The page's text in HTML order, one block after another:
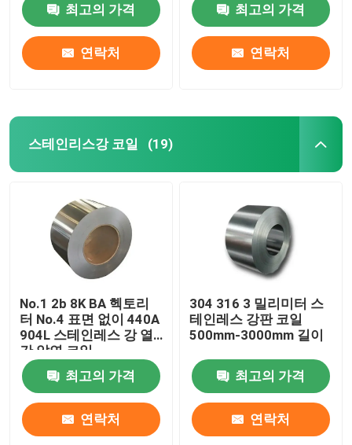
최고의 가격
연락처
최고의 가격
연락처
스테인리스강 코일 (19)
No.1 2b 8K BA 헥토리
터 No.4 표면 없이 440A
904L 스테인레스 강 열
간 압연 코일
최고의 가격
연락처
304 316 3 밀리미터 스
테인레스 강판 코일
500mm-3000mm 길이
최고의 가격
연락처